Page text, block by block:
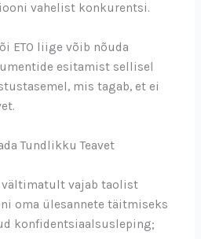
vahelist konkurentsi.
ETO liige võib nõuda
esitamist sellisel
mis tagab, et ei
Tundlikku Teavet
vältimatult vajab taolist
oma ülesannete täitmiseks
konfidentsiaalsusleping;